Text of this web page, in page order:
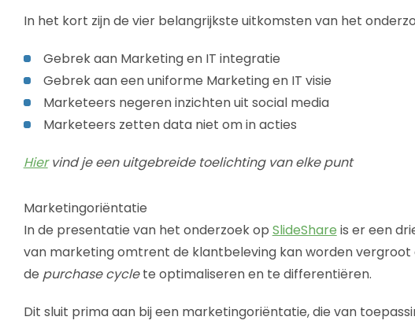
In het kort zijn de vier belangrijkste uitkomsten van het
Gebrek aan Marketing en IT integratie
Gebrek aan een uniforme Marketing en IT visie
Marketeers negeren inzichten uit social media
Marketeers zetten data niet om in acties
Hiervind je een uitgebreide toelichting van elke punt
Marketingoriëntatie
In de presentatie van het onderzoek op SlideShare is er een
van marketing omtrent de klantbeleving kan worden vergroot
de purchase cyclete optimaliseren en te differentiëren.
Dit sluit prima aan bij een marketingoriëntatie, die van